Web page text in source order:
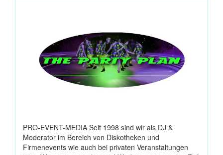
PRO-EVENT-MEDIA Seit 1998 sind wir als DJ &
Moderator im Bereich von Diskotheken und
Firmenevents wie auch bei privaten Veranstaltungen